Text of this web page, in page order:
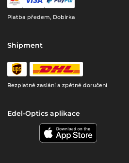
Platba předem, Dobírka
Shipment
Bezplatné zaslání a zpětné doručení
Edel-Optics aplikace